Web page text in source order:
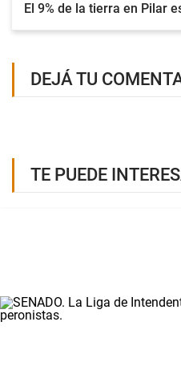
El 9% de la tierra en Pilar
DEJÁ TU
TE PUEDE